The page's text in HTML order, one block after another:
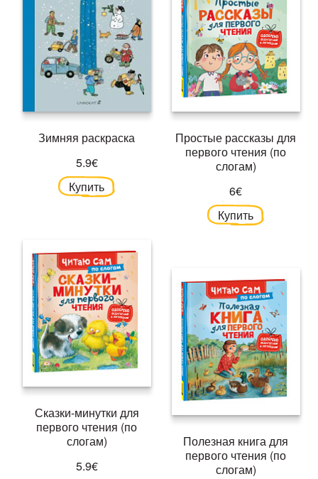
Зимняя раскраска
5.9€
Купить
Простые рассказы для
первого чтения (по
слогам)
6€
Купить
Сказки-минутки для
первого чтения (по
слогам)
5.9€
Полезная книга для
первого чтения (по
слогам)